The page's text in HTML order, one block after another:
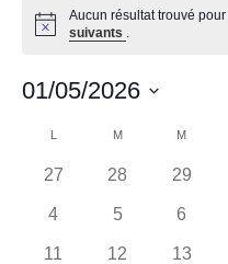
Notice
Aucun résultat trouvé
suivants .
01/05/2026
date.
Calendrier
de
Évènements
L MMARDI M
0
27
0
28
0
29
0
4
0
5
0
6
0
11
0
12
0
13